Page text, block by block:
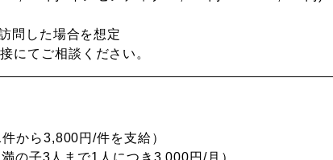
問した場合を想定
にてご相談ください。
から3,800円/件を支給）
の子3人まで1人につき3,000円/月）